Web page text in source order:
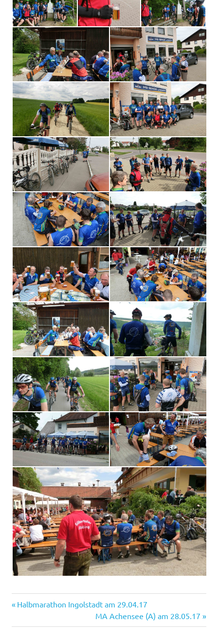
Beitragsnavigation
Vorheriger
Halbmarathon Ingolstadt am 29.04.17
Nächster
Beitrag:
MA Achensee (A) am 28.05.17